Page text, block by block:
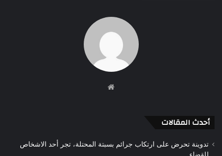
أحدث المقالات
تدوينة تحرض على ارتكاب جرائم بسبتة المحتلة، تجر أحد الاشخاص
للقضاء